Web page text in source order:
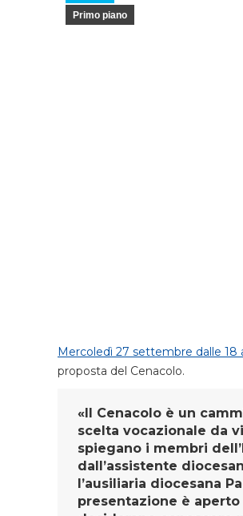
Primo piano
Mercoledì 27 settembre dalle 18
proposta del Cenacolo.
«Il Cenacolo è un
scelta vocazionale da
spiegano i membri
dall’assistente
l’ausiliaria diocesana
presentazione è